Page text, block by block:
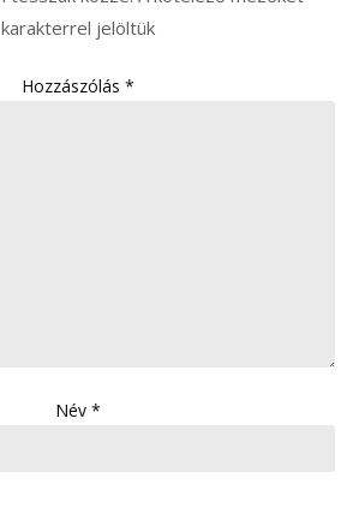
karakterrel jelöltük
Hozzászólás *
Név *